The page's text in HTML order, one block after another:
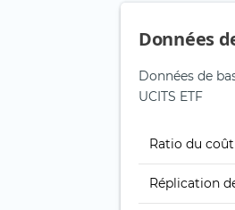
Données
Données de
UCITS ETF
Ratio du
Réplication